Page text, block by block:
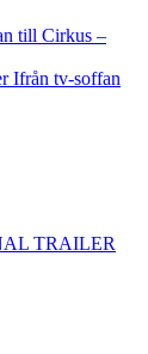
till Cirkus –
Ifrån tv-soffan
TRAILER